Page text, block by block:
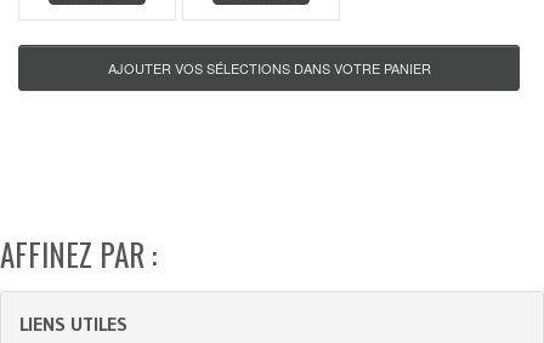
AFFINEZ PAR :
LIENS UTILES